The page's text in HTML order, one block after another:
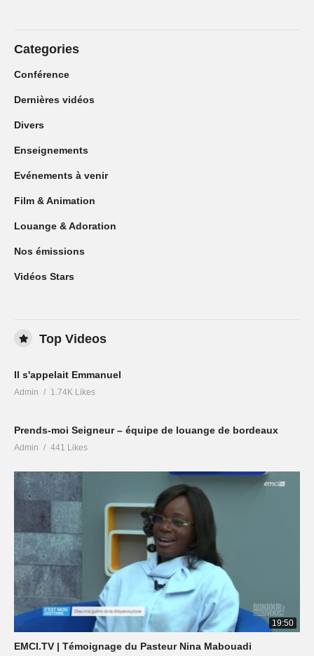
Categories
Conférence
Dernières vidéos
Divers
Enseignements
Evénements à venir
Film & Animation
Louange & Adoration
Nos émissions
Vidéos Stars
Top Videos
Il s'appelait Emmanuel
Admin 1.74K Likes
Prends-moi Seigneur – équipe de louange de bordeaux
Admin 441 Likes
19:50
EMCI.TV | Témoignage du Pasteur Nina Mabouadi